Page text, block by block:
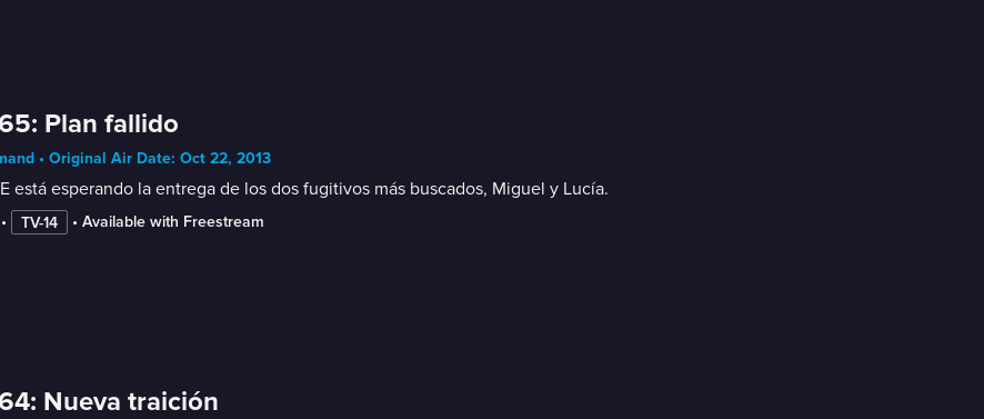
Plan fallido
• Original Air Date: Oct 22, 2013
está esperando la entrega de los dos fugitivos más buscados, Miguel y Lucía.
• TV-14 • Available with Freestream
Nueva traición